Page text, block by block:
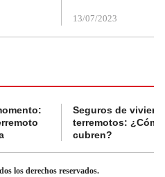
13/07/2023
Seguros de
terremotos:
cubren?
los derechos reservados.